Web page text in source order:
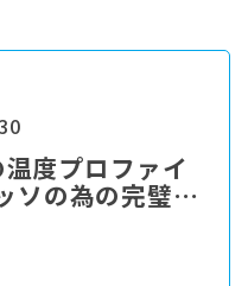
温度プロファイ
ソの為の完璧な